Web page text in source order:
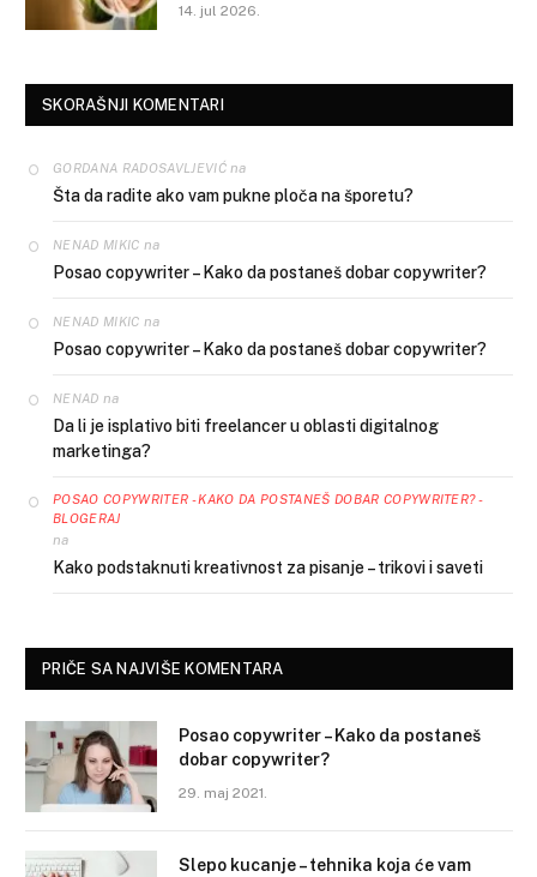
14. jul 2026.
SKORAŠNJI KOMENTARI
GORDANA RADOSAVLJEVIĆna
Šta da radite ako vam pukne ploča na šporetu?
NENAD MIKIC na
Posao copywriter – Kako da postaneš dobar copywriter?
NENAD MIKIC na
Posao copywriter – Kako da postaneš dobar copywriter?
NENAD na
Da li je isplativo biti freelancer u oblasti digitalnog
marketinga?
POSAO COPYWRITER - KAKO DA POSTANEŠ DOBAR COPYWRITER? -
BLOGERAJ
na
Kako podstaknuti kreativnost za pisanje – trikovi i saveti
PRIČE SA NAJVIŠE KOMENTARA
Posao copywriter – Kako da postaneš
dobar copywriter?
29. maj 2021.
Slepo kucanje – tehnika koja će vam